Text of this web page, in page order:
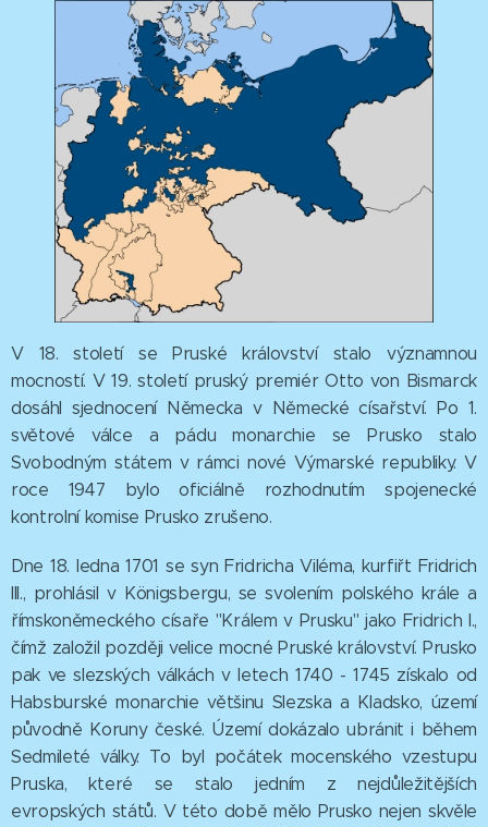
V 18. století se Pruské království stalo významnou
mocností. V 19. století pruský premiér Otto von Bismarck
dosáhl sjednocení Německa v Německé císařství. Po 1.
světové válce a pádu monarchie se Prusko stalo
Svobodným státem v rámci nové Výmarské republiky. V
roce 1947 bylo oficiálně rozhodnutím spojenecké
kontrolní komise Prusko zrušeno.
Dne 18. ledna 1701 se syn Fridricha Viléma, kurfiřt Fridrich
III., prohlásil v Königsbergu, se svolením polského krále a
římskoněmeckého císaře "Králem v Prusku" jako Fridrich I.,
čímž založil později velice mocné Pruské království. Prusko
pak ve slezských válkách v letech 1740 - 1745 získalo od
Habsburské monarchie většinu Slezska a Kladsko, území
původně Koruny české. Území dokázalo ubránit i během
Sedmileté války. To byl počátek mocenského vzestupu
Pruska, které se stalo jedním z nejdůležitějších
evropských států. V této době mělo Prusko nejen skvěle